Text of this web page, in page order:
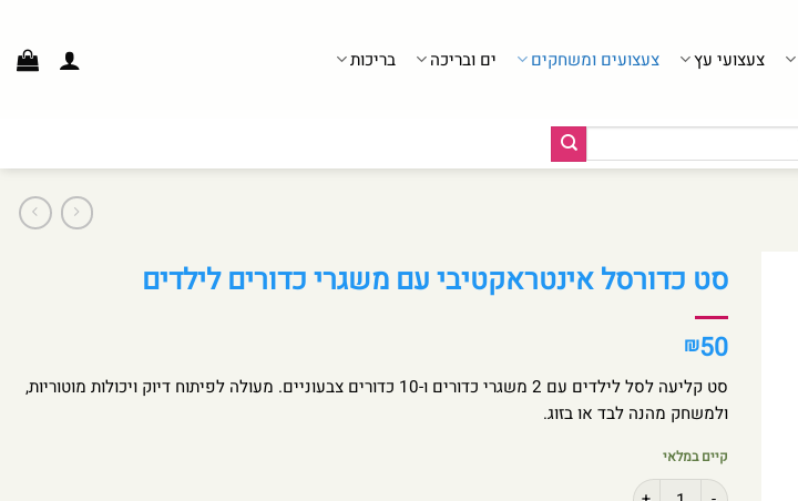
צעצועי עץ צעצועים ומשחקים ים ובריכה בריכות
סט כדורסל אינטראקטיבי עם משגרי כדורים לילדים
₪50
סט קליעה לסל לילדים עם 2 משגרי כדורים ו-10 כדורים צבעוניים. מעולה לפיתוח דיוק ויכולות מוטוריות,
ולמשחק מהנה לבד או בזוג.
קיים במלאי
כמות של סט כדורסל אינטראקטיבי עם משגרי כדורים לילדים